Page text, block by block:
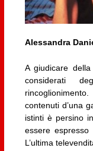
Alessandra
A giudicare
considerati
contenuti d’una
istinti è persino
essere
L’ultima